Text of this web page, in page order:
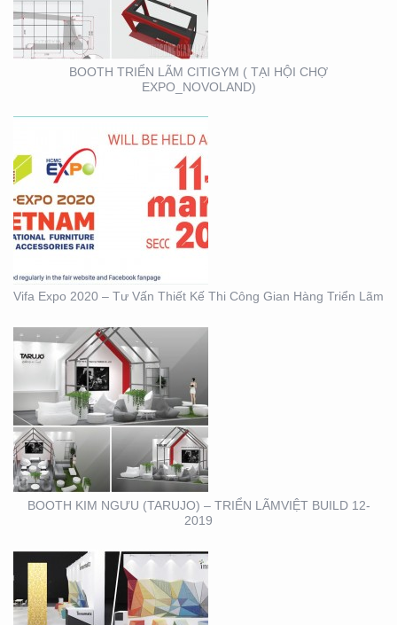
BOOTH TRIỂN LÃM CITIGYM ( TẠI HỘI CHỢ
EXPO_NOVOLAND)
CÔNG GIAN HÀNG
TRIỂN LÃM
Vifa Expo 2020 – Tư Vấn Thiết Kế Thi Công Gian Hàng Triển Lãm
BOOTH KIM NGƯU
(TARUJO) – TRIỂN
LÃMVIỆT BUILD 12-2019
BOOTH KIM NGƯU (TARUJO) – TRIỂN LÃMVIỆT BUILD 12-
2019
BOOTH INNOMATZ –
TRIỂN LÃM VIỆT BUILD
12-2019
SHOWROOM – CỬA